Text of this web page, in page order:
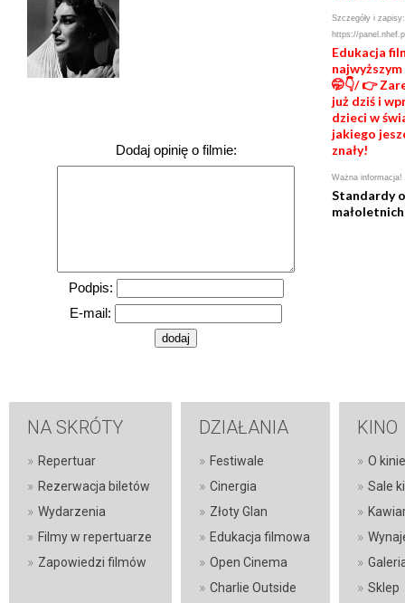
Dodaj opinię o filmie:
Podpis:
E-mail:
Szczegóły i zapisy:
https://
Edukacja
🤭👇/ 👉
już dziś i
dzieci w
jakiego
znały!
Ważna informacja!
Standardy
małoletnich
NA SKRÓTY
» Repertuar
» Rezerwacja biletów
» Wydarzenia
» Filmy w repertuarze
» Zapowiedzi filmów
DZIAŁANIA
» Festiwale
» Cinergia
» Złoty Glan
» Edukacja filmowa
» Open Cinema
» Charlie Outside
KINO
» O kinie
» Sale
»
»
»
» Sklep